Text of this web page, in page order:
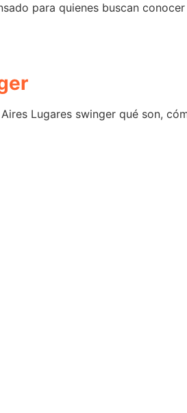
para quienes buscan
Lugares swinger qué son,